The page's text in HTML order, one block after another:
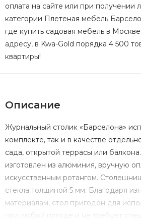
оплата на сайте или при получении
категории Плетеная мебель
где купить садовая мебель в
адресу, в Kwa-Gold порядка 4 500
квартиры!
Описание
Журнальный столик «Барселона»
комплекте, так и в качестве
сада, открытой террасы или
изготовлен из алюминия, вручную
искусственным ротангом.
стекла толщиной 5 мм. Благодаря
материалам, стол пригоден для
при любой погоде и не требует